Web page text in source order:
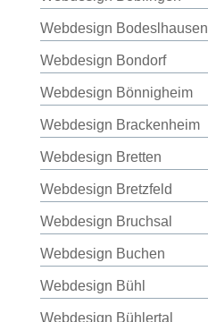
Webdesign Bodeslhausen
Webdesign Bondorf
Webdesign Bönnigheim
Webdesign Brackenheim
Webdesign Bretten
Webdesign Bretzfeld
Webdesign Bruchsal
Webdesign Buchen
Webdesign Bühl
Webdesign Bühlertal